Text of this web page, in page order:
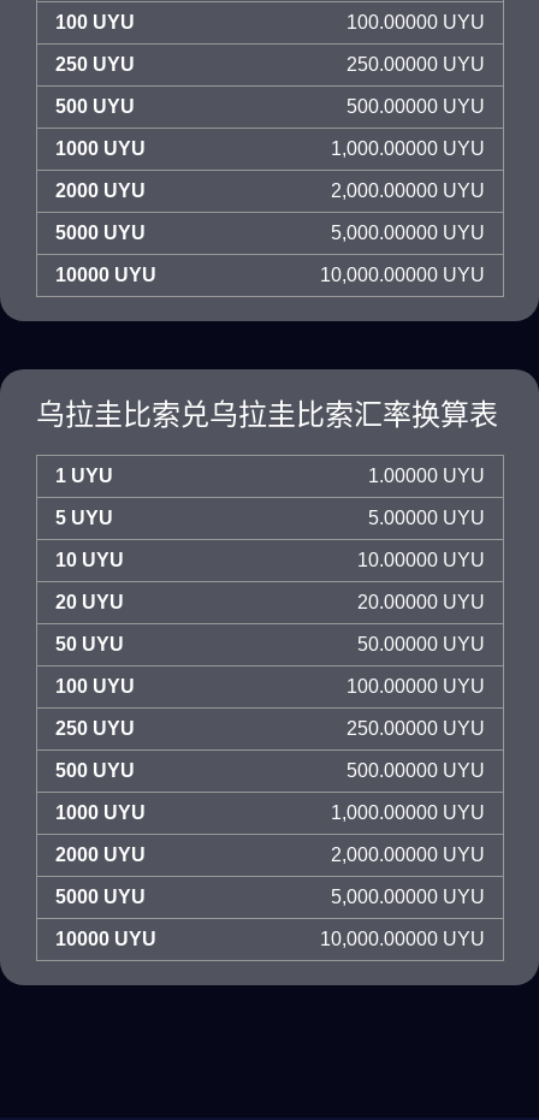
100 UYU 100.00000 UYU
250 UYU 250.00000 UYU
500 UYU 500.00000 UYU
1000 UYU 1,000.00000 UYU
2000 UYU 2,000.00000 UYU
5000 UYU 5,000.00000 UYU
10000 UYU 10,000.00000 UYU
乌拉圭比索兑乌拉圭比索汇率换算表
1 UYU 1.00000 UYU
5 UYU 5.00000 UYU
10 UYU 10.00000 UYU
20 UYU 20.00000 UYU
50 UYU 50.00000 UYU
100 UYU 100.00000 UYU
250 UYU 250.00000 UYU
500 UYU 500.00000 UYU
1000 UYU 1,000.00000 UYU
2000 UYU 2,000.00000 UYU
5000 UYU 5,000.00000 UYU
10000 UYU 10,000.00000 UYU